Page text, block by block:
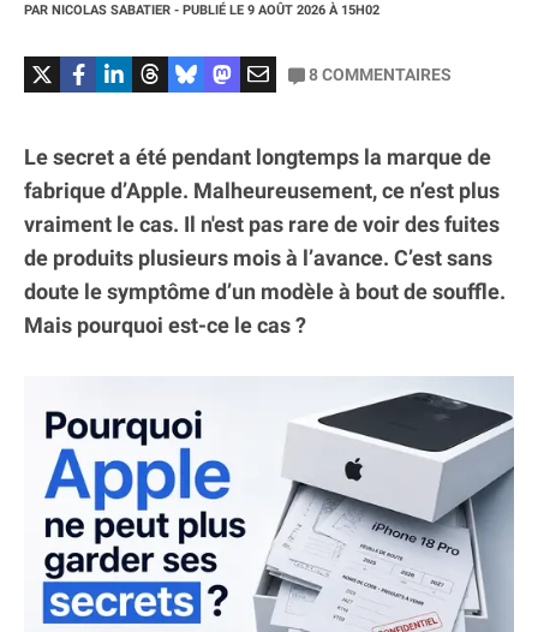
PAR NICOLAS SABATIER - PUBLIÉ LE 9 AOÛT 2026 À 15H02
8COMMENTAIRES
Le secret a été pendant longtemps la marque de
fabrique d’Apple. Malheureusement, ce n’est plus
vraiment le cas. Il n'est pas rare de voir des fuites
de produits plusieurs mois à l’avance. C’est sans
doute le symptôme d’un modèle à bout de souffle.
Mais pourquoi est-ce le cas ?